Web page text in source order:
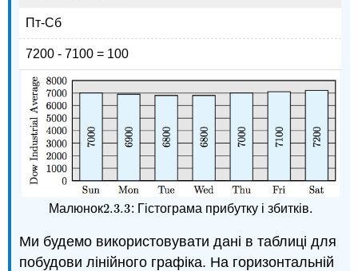
Пт-Сб
7200 - 7100 = 100
Малюнок2.3.3
2.3.3: Гістограма прибутку і збитків.
Ми будемо використовувати дані в таблиці для
побудови лінійного графіка. На горизонтальній